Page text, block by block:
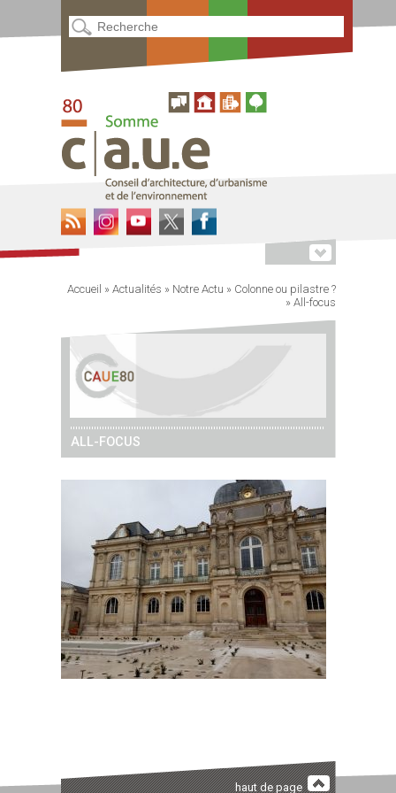
Accueil » Actualités » Notre Actu » Colonne ou pilastre ?
» All-focus
ALL-FOCUS
haut de page